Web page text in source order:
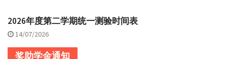
2026年度第二学期统一测验时间表
14/07/2026
奖助学金通知